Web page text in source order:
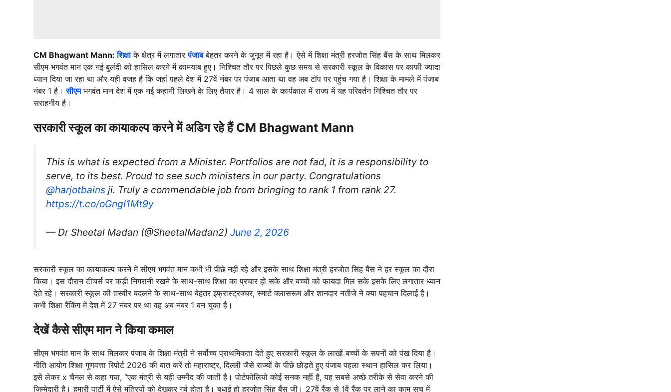
CM Bhagwant Mann:शिक्षाके क्षेत्र में लगातारपंजाब बेहतर करने के जुनून में रहा है। ऐसे में शिक्षा मंत्री हरजोत सिंह बैंस के साथ मिलकर
सीएम भगवंत मान एक नई बुलंदी को हासिल करने में कामयाब हुए। निश्चित तौर पर पिछले कुछ समय से सरकारी स्कूल के विकास पर काफी ज्यादा
ध्यान दिया जा रहा था और यही वजह है कि जहां पहले देश में 27वें नंबर पर पंजाब आता था वह अब टॉप पर पहुंच गया है। शिक्षा के मामले में पंजाब
नंबर 1 है।सीएम भगवंत मान देश में एक नई कहानी लिखने के लिए तैयार है। 4 साल के कार्यकाल में राज्य में यह परिवर्तन निश्चित तौर पर
सराहनीय है।
सरकारी स्कूल का कायाकल्प करने में अडिग रहे हैं CM Bhagwant Mann
This is what is expected from a Minister. Portfolios are not fad, it is a responsibility to
serve, to its best. Proud to see such ministers in our party. Congratulations
@harjotbains ji. Truly a commendable job from bringing to rank 1 from rank 27.
https://t.co/oGngI1Mt9y
— Dr Sheetal Madan (@SheetalMadan2) June 2, 2026
सरकारी स्कूल का कायाकल्प करने में सीएम भगवंत मान कभी भी पीछे नहीं रहे और इसके साथ शिक्षा मंत्री हरजोत सिंह बैंस ने हर स्कूल का दौरा
किया। इस दौरान टीचर्स पर कड़ी निगरानी रखने के साथ-साथ शिक्षा का प्रचार हो सके और बच्चों को फायदा मिल सके इसके लिए लगातार ध्यान
देते रहे। सरकारी स्कूल की तस्वीर बदलने के साथ-साथ बेहतर इंफ्रास्ट्रक्चर, स्मार्ट क्लासरूम और शानदार नतीजे ने क्या पहचान दिलाई है।
कभी शिक्षा रैंकिंग में देश में 27 नंबर पर था वह अब नंबर 1 बन चुका है।
देखें कैसे सीएम मान ने किया कमाल
सीएम भगवंत मान के साथ मिलकर पंजाब के शिक्षा मंत्री ने सर्वोच्च प्राथमिकता देते हुए सरकारी स्कूल के लाखों बच्चों के सपनों को पंख दिया है।
नीति आयोग शिक्षा गुणवत्ता रिपोर्ट 2026 की बात करें तो महाराष्ट्र, दिल्ली जैसे राज्यों के पीछे छोड़ते हुए पंजाब पहला स्थान हासिल कर लिया।
इसे लेकर x चैनल से कहा गया, “एक मंत्री से यही उम्मीद की जाती है। पोर्टफोलियो कोई सनक नहीं है, यह सबसे अच्छे तरीके से सेवा करने की
ज़िम्मेदारी है। हमारी पार्टी में ऐसे मंत्रियों को देखकर गर्व होता है। बधाई हो हरजोत सिंह बैंस जी। 27वें रैंक से 1वें रैंक पर लाने का काम सच में